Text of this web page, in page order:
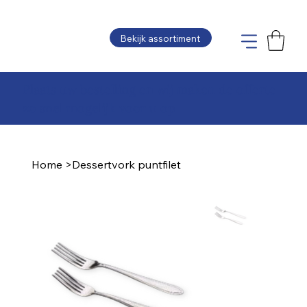
Bekijk assortiment
Home >Dessertvork puntfilet